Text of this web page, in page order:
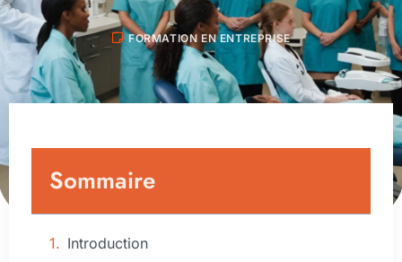
FORMATION EN ENTREPRISE
Sommaire
Introduction